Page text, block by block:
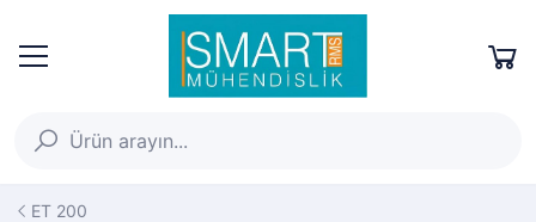
ET 200